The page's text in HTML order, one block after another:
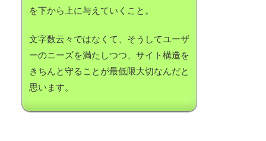
を下から上に与えていくこと。
文字数云々ではなくて、そうしてユーザ
ーのニーズを満たしつつ、サイト構造を
きちんと守ることが最低限大切なんだと
思います。